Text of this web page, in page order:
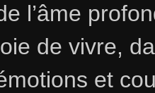
l’âme
de vivre,
et